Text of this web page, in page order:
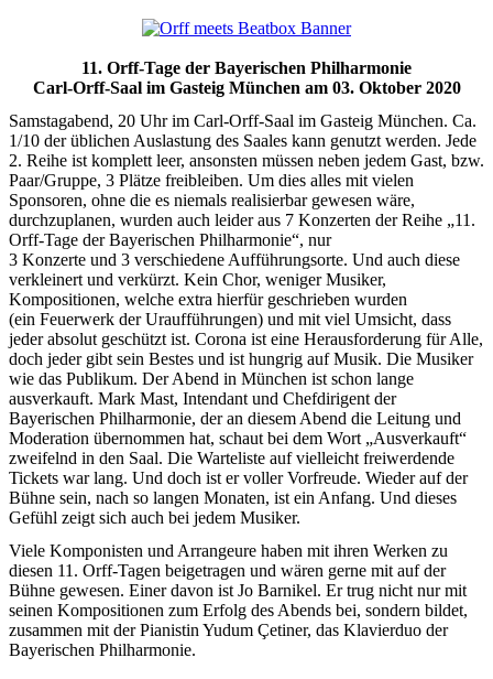
11. Orff-Tage der Bayerischen Philharmonie
Carl-Orff-Saal im Gasteig München am 03. Oktober 2020
Samstagabend, 20 Uhr im Carl-Orff-Saal im Gasteig München. Ca.
1/10 der üblichen Auslastung des Saales kann genutzt werden. Jede
2. Reihe ist komplett leer, ansonsten müssen neben jedem Gast, bzw.
Paar/Gruppe, 3 Plätze freibleiben. Um dies alles mit vielen
Sponsoren, ohne die es niemals realisierbar gewesen wäre,
durchzuplanen, wurden auch leider aus 7 Konzerten der Reihe „11.
Orff-Tage der Bayerischen Philharmonie“, nur
3 Konzerte und 3 verschiedene Aufführungsorte. Und auch diese
verkleinert und verkürzt. Kein Chor, weniger Musiker,
Kompositionen, welche extra hierfür geschrieben wurden
(ein Feuerwerk der Uraufführungen) und mit viel Umsicht, dass
jeder absolut geschützt ist. Corona ist eine Herausforderung für Alle,
doch jeder gibt sein Bestes und ist hungrig auf Musik. Die Musiker
wie das Publikum. Der Abend in München ist schon lange
ausverkauft. Mark Mast, Intendant und Chefdirigent der
Bayerischen Philharmonie, der an diesem Abend die Leitung und
Moderation übernommen hat, schaut bei dem Wort „Ausverkauft“
zweifelnd in den Saal. Die Warteliste auf vielleicht freiwerdende
Tickets war lang. Und doch ist er voller Vorfreude. Wieder auf der
Bühne sein, nach so langen Monaten, ist ein Anfang. Und dieses
Gefühl zeigt sich auch bei jedem Musiker.
Viele Komponisten und Arrangeure haben mit ihren Werken zu
diesen 11. Orff-Tagen beigetragen und wären gerne mit auf der
Bühne gewesen. Einer davon ist Jo Barnikel. Er trug nicht nur mit
seinen Kompositionen zum Erfolg des Abends bei, sondern bildet,
zusammen mit der Pianistin Yudum Çetiner, das Klavierduo der
Bayerischen Philharmonie.